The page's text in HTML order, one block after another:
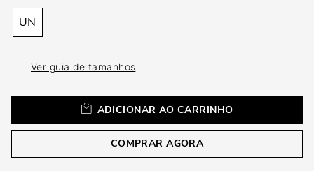
UN
Ver guia de tamanhos
ADICIONAR AO CARRINHO
COMPRAR AGORA